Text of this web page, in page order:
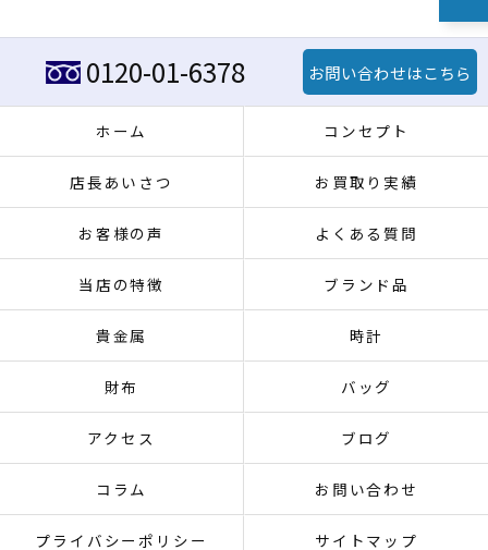
0120-01-6378 お問い合わせはこちら
ホーム コンセプト
店長あいさつ お買取り実績
お客様の声 よくある質問
当店の特徴 ブランド品
貴金属 時計
財布 バッグ
アクセス ブログ
コラム お問い合わせ
プライバシーポリシー サイトマップ